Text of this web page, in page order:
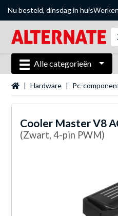
Nu besteld, dinsdag in huis
Alle categorieën
Startpagina
Hardware Pc-
Cooler MasterV8
(Zwart, 4-pin PWM)